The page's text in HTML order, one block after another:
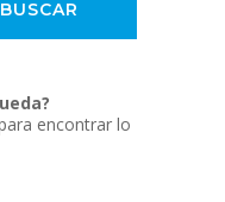
encontrar lo